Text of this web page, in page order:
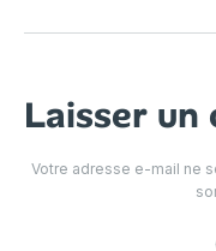
Laisser un
Votre adresse e-mail ne